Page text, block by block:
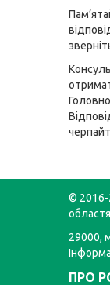
© 2016-
29000,
ПРО